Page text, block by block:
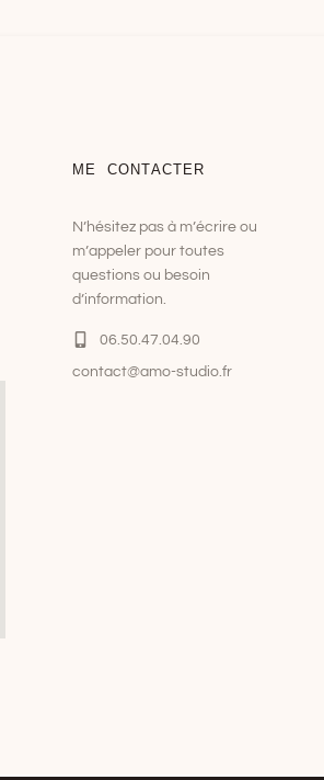
ME CONTACTER
N’hésitez pas à m’écrire ou
m’appeler pour toutes
questions ou besoin
d’information.
06.50.47.04.90
contact@amo-studio.fr